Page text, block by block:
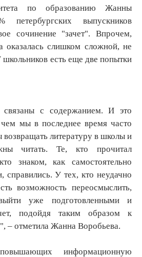
по образованию Жанны
петербургских выпускников
сочинение "зачет". Впрочем,
оказалась слишком сложной, не
школьников есть еще две попытки
с содержанием. И это
мы в последнее время часто
литературу в школы и
читать. Те, кто прочитал
знаком, как самостоятельно
справились. У тех, кто неудачно
возможность переосмыслить,
уже подготовленными и
подойдя таким образом к
– отметила Жанна Воробьева.
информационную